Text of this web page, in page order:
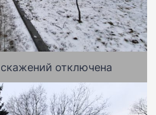
отключена